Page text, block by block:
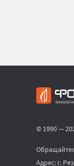
© 1990 —
Адрес: г.